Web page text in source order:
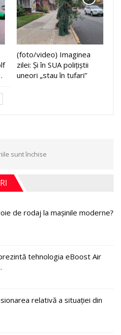
(foto/video) Imaginea
zilei: Și în SUA polițiștii
uneori „stau în tufari”
sunt închise
de rodaj la mașinile moderne?
tehnologia eBoost Air
relativă a situației din